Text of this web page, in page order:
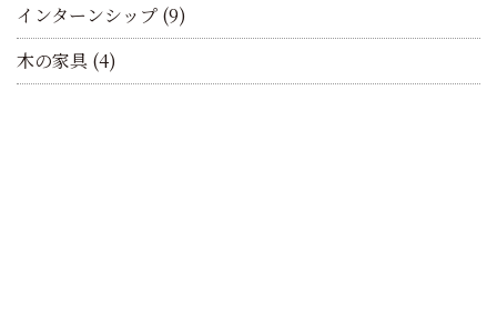
インターンシップ (9)
木の家具 (4)